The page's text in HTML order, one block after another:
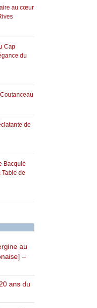
au cœur
Cap
du
de
Bacquié
de
au
–
ans du